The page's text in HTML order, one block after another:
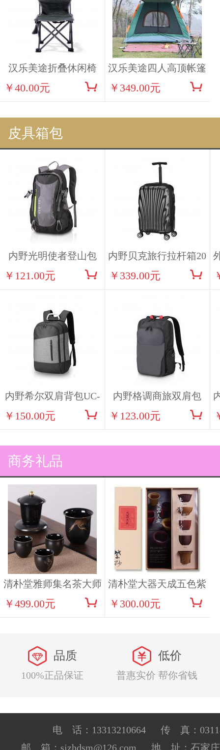
汉乐美途折叠休闲椅
0201
￥40.00元
汉乐美途四人高顶帐篷
0103
￥349.00元
皮具箱包
内野光明使者登山包
UC-B016
￥121.00元
内野贝克旅行拉杆箱20
寸UC-L011
￥339.00元
内野希尔双肩背包UC-
B015
￥150.00元
内野格调商旅双肩包
UC-B008
￥123.00元
商务礼品
清朴堂雅师集名茶大师
茶叙套装（2012宫廷普
￥499.00元
清朴堂大器天成五色紫
砂小杯茶具
￥300.00元
品质
100%正品保证
低价
普惠实价 帮你省钱
电 话：13313210664 传 真：0311-
邮 箱：sjzhdsm@126.com 地 址：石家庄